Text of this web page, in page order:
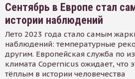
Сентябрь в Европе стал
истории наблюдений
Лето 2023 года стало самым
наблюдений: температурные
другим. Европейская служба по
климата Copernicus ожидает, что
тёплым в истории человечества